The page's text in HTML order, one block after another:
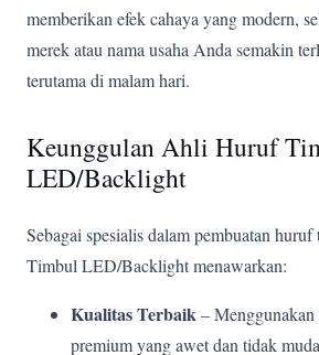
memberikan efek cahaya yang modern,
merek atau nama usaha Anda semakin
terutama di malam hari.
Keunggulan Ahli Huruf
LED/Backlight
Sebagai spesialis dalam pembuatan
Timbul LED/Backlight menawarkan:
Kualitas Terbaik–
premium yang awet dan tidak